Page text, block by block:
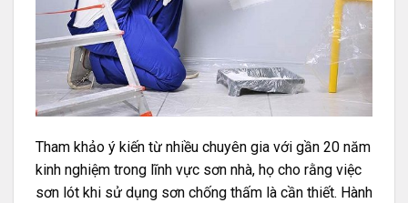
Tham khảo ý kiến từ nhiều chuyên gia với gần 20 năm
kinh nghiệm trong lĩnh vực sơn nhà, họ cho rằng việc
sơn lót khi sử dụng sơn chống thấm là cần thiết. Hành